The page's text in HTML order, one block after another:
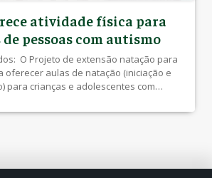
atividade física para
pessoas com autismo
O Projeto de extensão natação para
oferecer aulas de natação (iniciação e
para crianças e adolescentes com
acontecerão três vezes por semana e